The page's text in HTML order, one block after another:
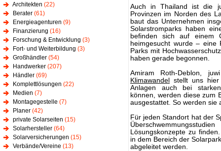
Architekten (22)
Berater (61)
Energieagenturen (9)
Finanzierung (16)
Forschung & Entwicklung (3)
Fort- und Weiterbildung (3)
Großhändler (54)
Handwerker (207)
Händler (69)
Komplettlösungen (22)
Medien (7)
Montagegestelle (7)
Planer (42)
private Solarseiten (15)
Solarhersteller (64)
Solarversicherungen (15)
Verbände/Vereine (13)
Auch in Thailand ist die
Provinzen im Norden des
baut das Unternehmen
Solarstromparks haben
befinden sich auf einem
heimgesucht wurde – eine
Parks mit
haben gerade begonnen.
Amiram Roth-Deblon,
Klimawandel
stellt uns hier
Anlagen auch bei
können, werden diese zum
ausgestattet. So werden sie
Für jeden Standort hat der
Lösungskonzepte zu
in dem Bereich der
abgeleitet werden.